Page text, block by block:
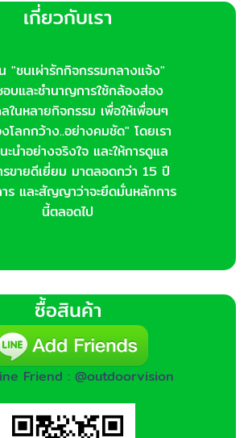
เกี่ยวกับเรา
น "ชนเผ่ารักกิจกรรมกลางแจ้ง"
บและชำนาญการใช้กล้องส่อง
ในหลายกิจกรรม เพื่อให้เพื่อนๆ
โลกกว้าง..อย่างคมชัด" โดยเรา
ะนำอย่างจริงใจ และให้การดูแล
ขายดีเยี่ยม มาตลอดกว่า 15 ปี
าร และสัญญาว่าจะยึดมั่นหลักการ
นี้ตลอดไป
ซื้อสินค้า
Friend : @outdoorvision